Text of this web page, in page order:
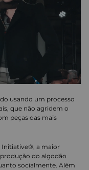
usando um processo
que não agridem o
peças das mais
Initiative®, a maior
do algodão
socialmente. Além